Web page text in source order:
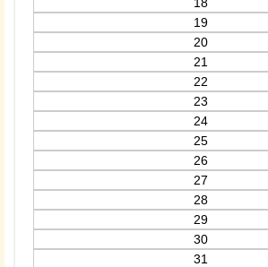
19
20
21
22
23
24
25
26
27
28
29
30
31